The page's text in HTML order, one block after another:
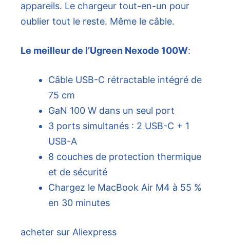
appareils. Le chargeur tout-en-un pour
oublier tout le reste. Même le câble.
Le meilleur de l’Ugreen Nexode 100W:
Câble USB-C rétractable intégré de
75 cm
GaN 100 W dans un seul port
3 ports simultanés : 2 USB-C + 1
USB-A
8 couches de protection thermique
et de sécurité
Chargez le MacBook Air M4 à 55 %
en 30 minutes
acheter sur Aliexpress